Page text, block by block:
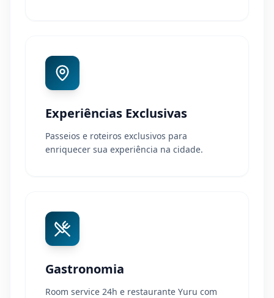
Experiências Exclusivas
Passeios e roteiros exclusivos para
enriquecer sua experiência na cidade.
Gastronomia
Room service 24h e restaurante Yuru com